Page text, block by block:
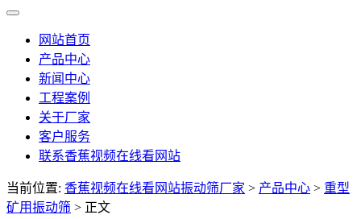
网站首页
产品中心
新闻中心
工程案例
关于厂家
客户服务
联系香蕉视频在线看网站
当前位置: 香蕉视频在线看网站振动筛厂家 > 产品中心 > 重型
矿用振动筛 > 正文